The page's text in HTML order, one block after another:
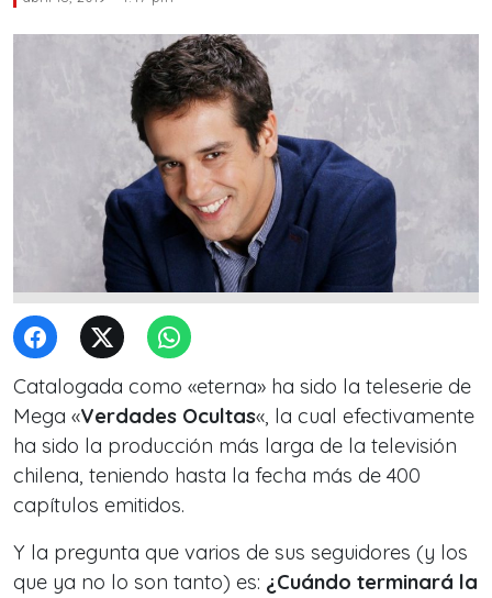
Catalogada como «eterna» ha sido la teleserie de
Mega «Verdades Ocultas«, la cual efectivamente
ha sido la producción más larga de la televisión
chilena, teniendo hasta la fecha más de 400
capítulos emitidos.
Y la pregunta que varios de sus seguidores (y los
que ya no lo son tanto) es: ¿Cuándo terminará la